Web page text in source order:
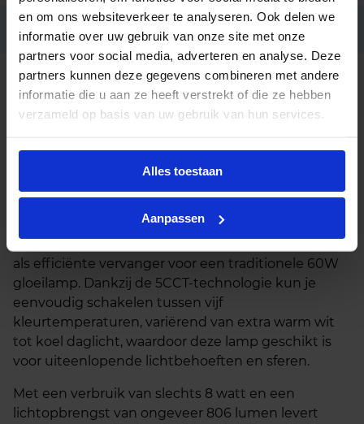
en om ons websiteverkeer te analyseren. Ook delen we
informatie over uw gebruik van onze site met onze
partners voor social media, adverteren en analyse. Deze
partners kunnen deze gegevens combineren met andere
informatie die u aan ze heeft verstrekt of die ze hebben
verzameld op basis van uw gebruik van hun services.
Alles toestaan
Aanpassen
Ean code 8720169353336
Fabrikantnaam
CorePro LEDbulb DIM 8-60W
A60 E27 5CCT
Beschrijving
De Philips CorePro LED bulb 8W
827/830/840/850/865 A60 E27 5CCT
(8720169353336) is een veelzijdige LED‑lamp met
een klassieke A60‑vorm en helder glas, ontworpen
als efficiënte vervanger voor een traditionele 60W
gloeilamp. Dankzij de 5CCT‑technologie kun je
eenvoudig schakelen tussen vijf
kleurtemperaturen, variërend van extra warm wit
tot koel daglicht, waardoor deze lamp geschikt is
voor uiteenlopende lichtbehoeften en sferen.
Met een verbruik van slechts 8 watt en een
lichtopbrengst van ongeveer 806 lumen levert